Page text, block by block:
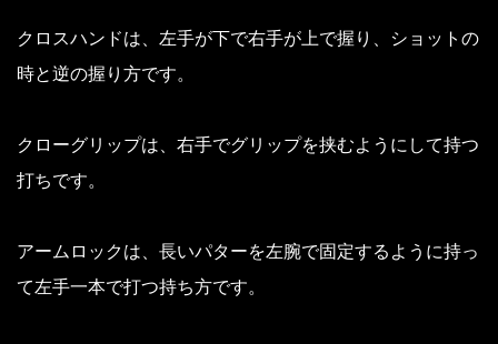
クロスハンドは、左手が下で右手が上で握り、ショットの
時と逆の握り方です。
クローグリップは、右手でグリップを挟むようにして持つ
打ちです。
アームロックは、長いパターを左腕で固定するように持っ
て左手一本で打つ持ち方です。